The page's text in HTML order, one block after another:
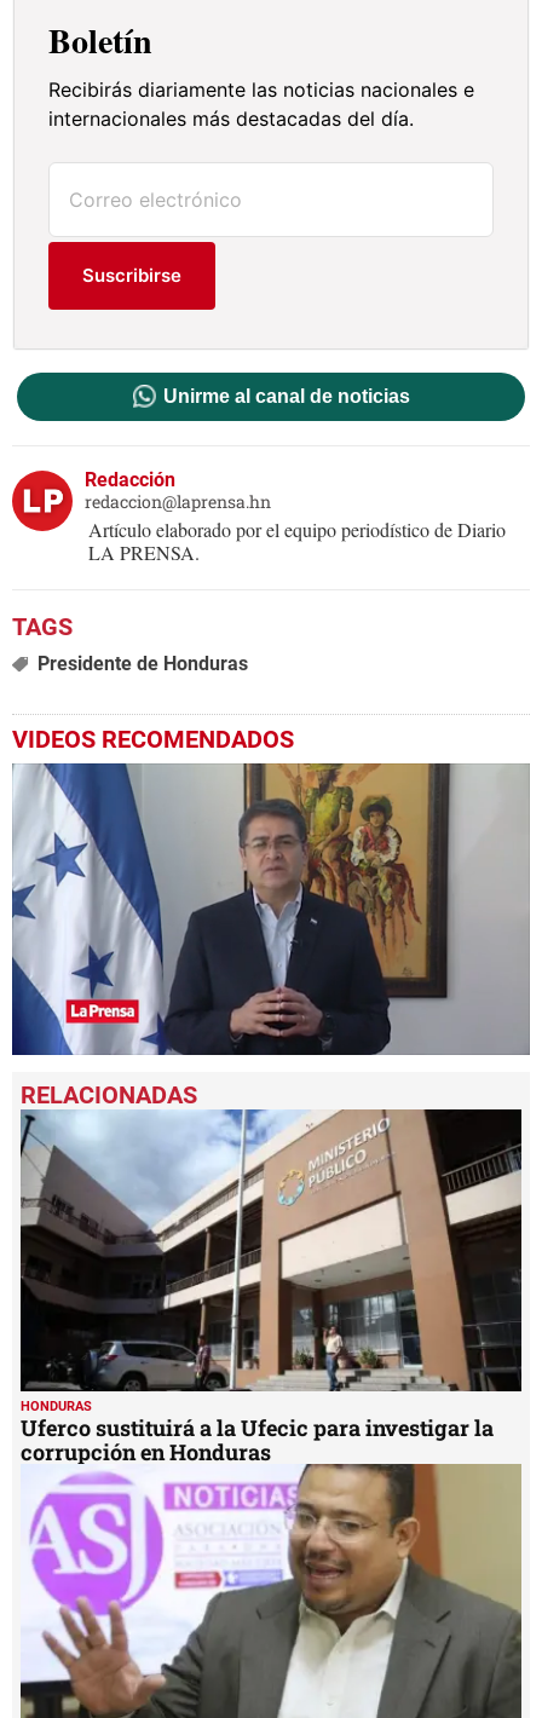
Boletín
Recibirás diariamente las noticias nacionales e
internacionales más destacadas del día.
Suscribirse
Unirme al canal de noticias
Redacción
redaccion@laprensa.hn
Artículo elaborado por el equipo periodístico de Diario
LA PRENSA.
Presidente de Honduras
VIDEOS RECOMENDADOS
seconds
of
minutes,
10
seconds
HONDURAS
Uferco sustituirá a la Ufecic para investigar la
corrupción en Honduras